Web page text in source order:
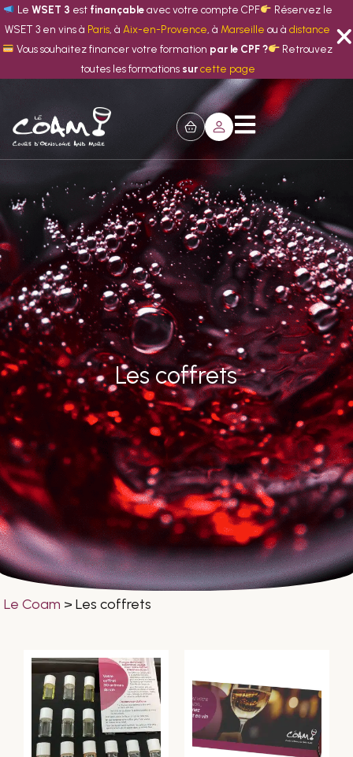
Le WSET 3 est finançableavec votre compte CPF
Réservez le
WSET 3 en vins à Paris, à Aix-en-Provence, à Marseille ou àdistance
Vous souhaitez financer votre formation par le CPF ?
Retrouvez
toutes les formations surcette page
Les coffrets
Le Coam > Les coffrets